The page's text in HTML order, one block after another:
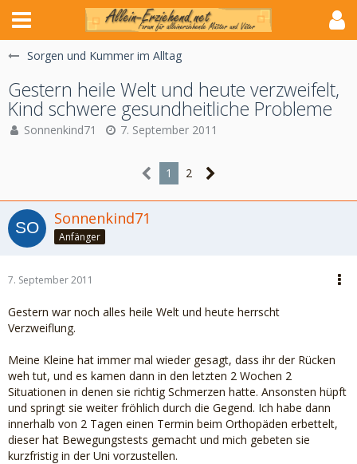
Sorgen und Kummer im Alltag
Gestern heile Welt und heute verzweifelt,
Kind schwere gesundheitliche Probleme
Sonnenkind71 7. September 2011
1 2
Sonnenkind71
Anfänger
7. September 2011
Gestern war noch alles heile Welt und heute herrscht
Verzweiflung.
Meine Kleine hat immer mal wieder gesagt, dass ihr der Rücken
weh tut, und es kamen dann in den letzten 2 Wochen 2
Situationen in denen sie richtig Schmerzen hatte. Ansonsten hüpft
und springt sie weiter fröhlich durch die Gegend. Ich habe dann
innerhalb von 2 Tagen einen Termin beim Orthopäden erbettelt,
dieser hat Bewegungstests gemacht und mich gebeten sie
kurzfristig in der Uni vorzustellen.